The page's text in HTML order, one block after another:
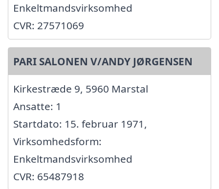
Enkeltmandsvirksomhed
CVR: 27571069
PARI SALONEN V/ANDY JØRGENSEN
Kirkestræde 9, 5960 Marstal
Ansatte: 1
Startdato: 15. februar 1971,
Virksomhedsform:
Enkeltmandsvirksomhed
CVR: 65487918